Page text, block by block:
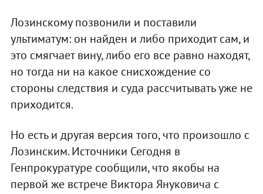
Лозинскому позвонили и поставили
ультиматум: он найден и либо приходит сам, и
это смягчает вину, либо его все равно находят,
но тогда ни на какое снисхождение со
стороны следствия и суда рассчитывать уже не
приходится.
Но есть и другая версия того, что произошло с
Лозинским. Источники Сегодня в
Генпрокуратуре сообщили, что якобы на
первой же встрече Виктора Януковича с